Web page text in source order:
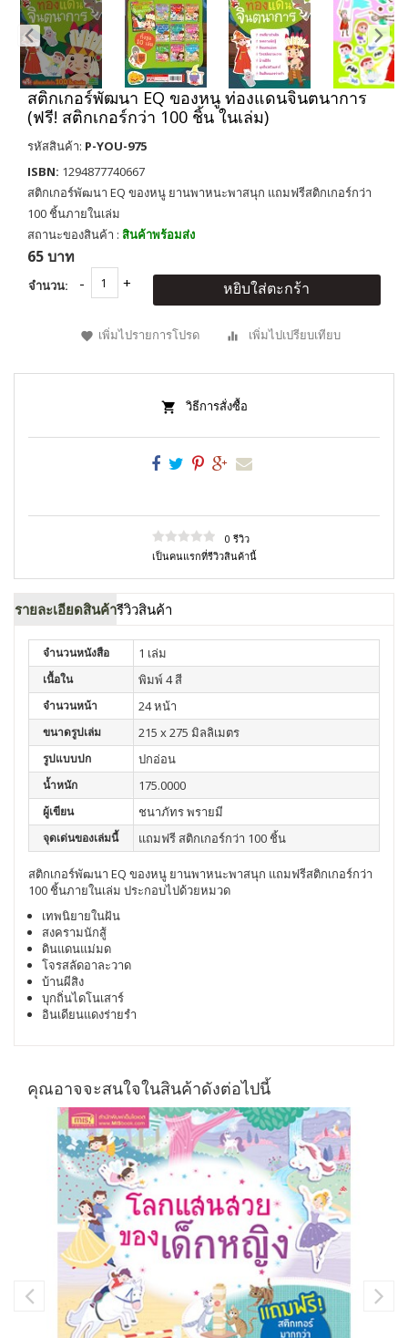
สติกเกอร์พัฒนา EQ ของหนู ท่องแดนจินตนาการ
(ฟรี! สติกเกอร์กว่า 100 ชิ้น ในเล่ม)
รหัสสินค้า: P-YOU-975
ISBN: 1294877740667
สติกเกอร์พัฒนา EQ ของหนู ยานพาหนะพาสนุก แถมฟรีสติกเกอร์กว่า
100 ชิ้นภายในเล่ม
สถานะของสินค้า : สินค้าพร้อมส่ง
65 บาท
จำนวน: หยิบใส่ตะกร้า
เพิ่มไปรายการโปรด เพิ่มไปเปรียบเทียบ
วิธีการสั่งซื้อ
0 รีวิว
เป็นคนแรกที่รีวิวสินค้านี้
รายละเอียดสินค้ารีวิวสินค้า
จำนวนหนังสือ 1 เล่ม
เนื้อใน พิมพ์ 4 สี
จำนวนหน้า 24 หน้า
ขนาดรูปเล่ม 215 x 275 มิลลิเมตร
รูปแบบปก ปกอ่อน
น้ำหนัก 175.0000
ผู้เขียน ชนาภัทร พรายมี
จุดเด่นของเล่มนี้ แถมฟรี สติกเกอร์กว่า 100 ชิ้น
สติกเกอร์พัฒนา EQ ของหนู ยานพาหนะพาสนุก แถมฟรีสติกเกอร์กว่า
100 ชิ้นภายในเล่ม ประกอบไปด้วยหมวด
เทพนิยายในฝัน
สงครามนักสู้
ดินแดนแม่มด
โจรสลัดอาละวาด
บ้านผีสิง
บุกถิ่นไดโนเสาร์
อินเดียนแดงร่ายรำ
คุณอาจจะสนใจในสินค้าดังต่อไปนี้